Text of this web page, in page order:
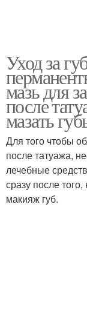
Уход за
мазь для
после
мазать
Для того чтобы
после татуажа,
лечебные
сразу после
макияж губ.